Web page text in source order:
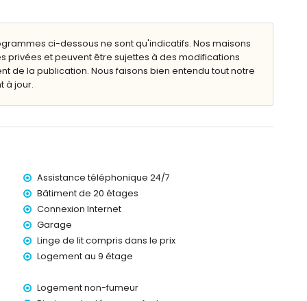
de l'appartement)
mètres de l'appartement)
mètres de l'appartement)
de 100 kilomètres de l'appartement)
kilomètres
location de l'appartement
ci-dessous ne sont qu'indicatifs. Nos maisons
privées et peuvent être sujettes à des modifications
de la publication. Nous faisons bien entendu tout notre
à jour.
Assistance téléphonique 24/7
Bâtiment de 20 étages
Connexion Internet
Garage
Linge de lit compris dans le prix
Logement au 9 étage
Logement non-fumeur